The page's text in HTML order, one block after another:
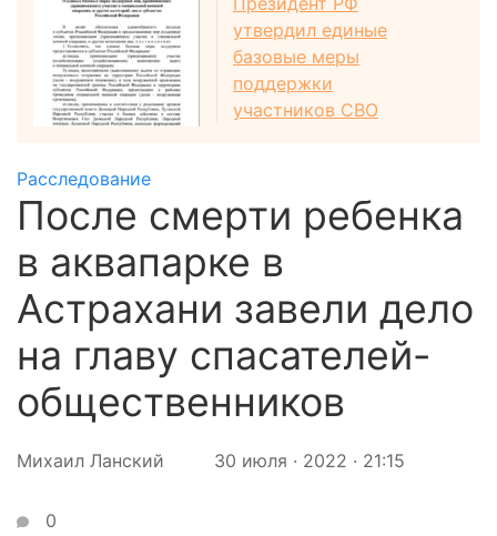
утвердил единые
базовые меры
поддержки
участников СВО
Расследование
После смерти ребенка
в аквапарке в
Астрахани завели дело
на главу спасателей-
общественников
Михаил Ланский 30 июля · 2022 · 21:15
0